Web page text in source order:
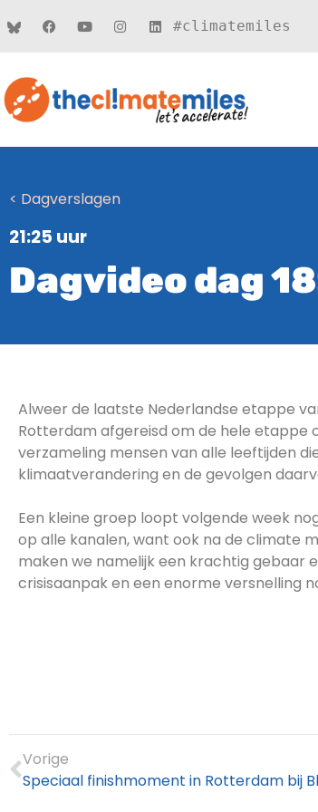
#climatemiles
< Dagverslagen
21:25 uur
Dagvideo dag
Alweer de laatste Nederlandse etappe
Rotterdam afgereisd om de hele etappe
verzameling mensen van alle leeftijden
klimaatverandering en de gevolgen
Een kleine groep loopt volgende week
op alle kanalen, want ook na de climate
maken we namelijk een krachtig gebaar
crisisaanpak en een enorme versnelling
Vorige
Speciaal finishmoment in Rotterdam bij